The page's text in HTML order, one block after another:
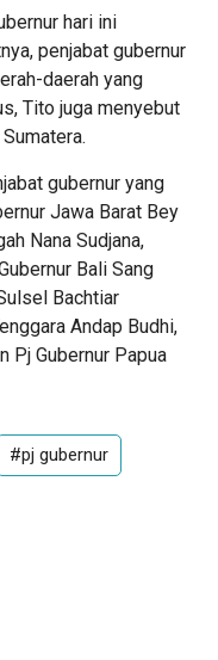
hari ini
penjabat gubernur
daerah yang
Tito juga menyebut
gubernur yang
Jawa Barat Bey
Nana Sudjana,
Bali Sang
Bachtiar
Andap Budhi,
Pj Gubernur Papua
#pj gubernur